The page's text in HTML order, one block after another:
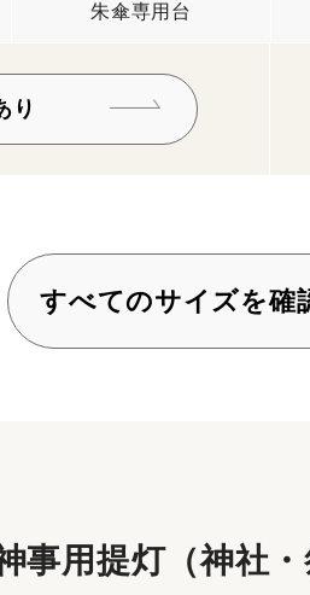
朱傘専用台
り
すべてのサイズを確
事用提灯（神社